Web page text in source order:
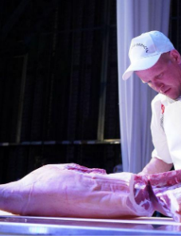
Е
И
К